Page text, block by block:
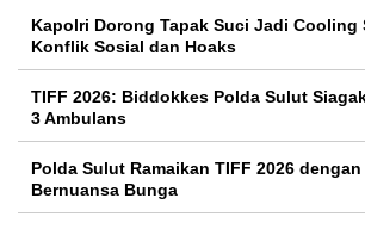
Kapolri Dorong Tapak Suci Jadi Cooling
Konflik Sosial dan Hoaks
TIFF 2026: Biddokkes Polda Sulut
3 Ambulans
Polda Sulut Ramaikan TIFF 2026
Bernuansa Bunga